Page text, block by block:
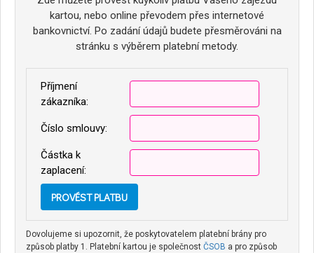
kartou, nebo online převodem přes internetové
bankovnictví. Po zadání údajů budete přesměrováni na
stránku s výběrem platební metody.
Příjmení
zákazníka:
Číslo smlouvy:
Částka k
zaplacení:
Dovolujeme si upozornit, že poskytovatelem platební brány pro
způsob platby 1. Platební kartou je společnost ČSOB a pro způsob